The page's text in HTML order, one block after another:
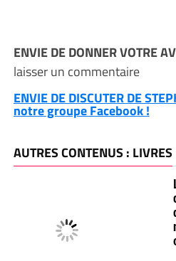
ENVIE DE DONNER VOTRE
laisser un commentaire
ENVIE DE DISCUTER DE
notre groupe Facebook !
AUTRES CONTENUS : LIVRES